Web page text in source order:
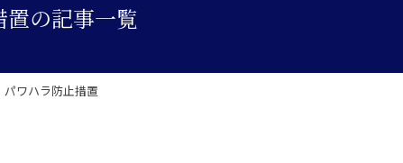
の記事一覧
パワハラ防止措置